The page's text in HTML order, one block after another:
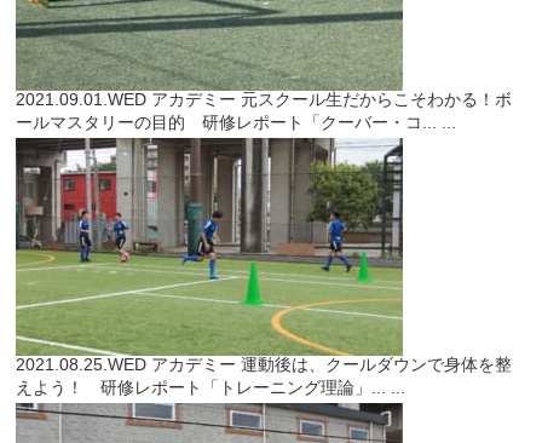
2021.09.01.WED アカデミー 元スクール生だからこそわかる！ボ
ールマスタリーの目的 研修レポート「クーバー・コ... ...
2021.08.25.WED アカデミー 運動後は、クールダウンで身体を整
えよう！ 研修レポート「トレーニング理論」... ...